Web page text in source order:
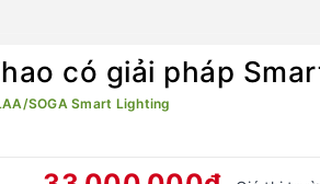
có giải pháp
SOGA Smart Lighting